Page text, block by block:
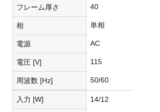
フレーム厚さ 40
相 単相
電源 AC
電圧 [V] 115
周波数 [Hz] 50/60
入力 [W] 14/12